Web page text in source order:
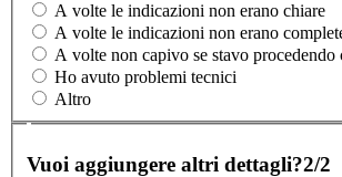
A volte le indicazioni non erano chiare
A volte le indicazioni non erano
A volte non capivo se stavo procedendo
Ho avuto problemi tecnici
Altro
Vuoi aggiungere altri dettagli?2/2